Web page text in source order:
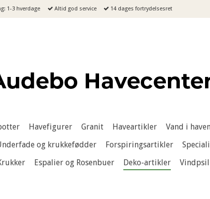
1-3 hverdage Altid god service 14 dages fortrydelsesret
Havefigurer Granit Haveartikler Vand i
og krukkefødder Forspiringsartikler
Espalier og Rosenbuer Deko-artikler Vindpsil